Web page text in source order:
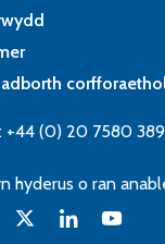
+44 (0) 20 7580